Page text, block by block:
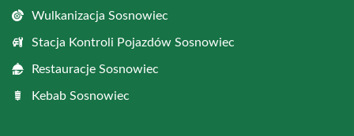
Wulkanizacja Sosnowiec
Stacja Kontroli Pojazdów Sosnowiec
Restauracje Sosnowiec
Kebab Sosnowiec